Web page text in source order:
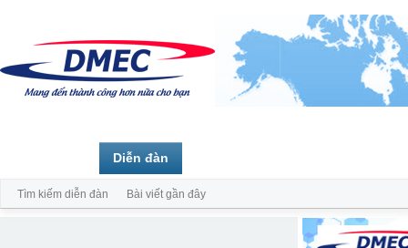
Diễn đàn
Tìm kiếm diễn đàn Bài viết gần đây